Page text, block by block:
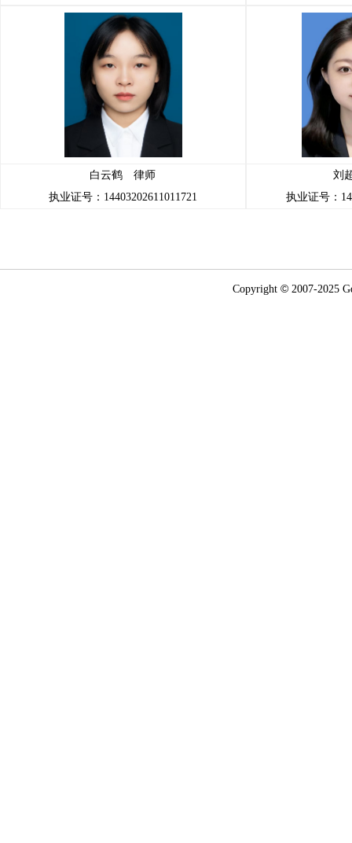
白云鹤 律师
执业证号：14403202611011721
刘
执业证号：
Copyright © 2007-2025